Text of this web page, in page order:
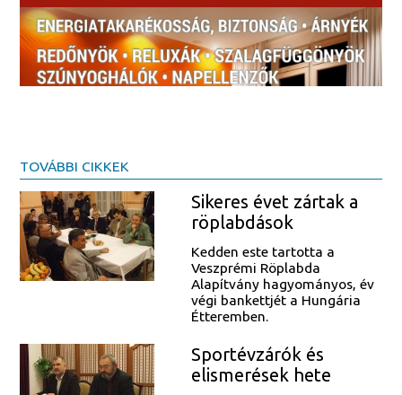
TOVÁBBI CIKKEK
Sikeres évet zártak a
röplabdások
Kedden este tartotta a
Veszprémi Röplabda
Alapítvány hagyományos, év
végi bankettjét a Hungária
Étteremben.
Sportévzárók és
elismerések hete